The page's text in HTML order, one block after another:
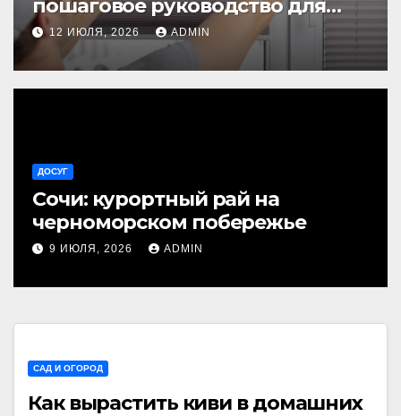
пошаговое руководство для
начинающих
12 ИЮЛЯ, 2026 ADMIN
ДОСУГ
Сочи: курортный рай на
черноморском побережье
9 ИЮЛЯ, 2026 ADMIN
САД И ОГОРОД
Как вырастить киви в домашних